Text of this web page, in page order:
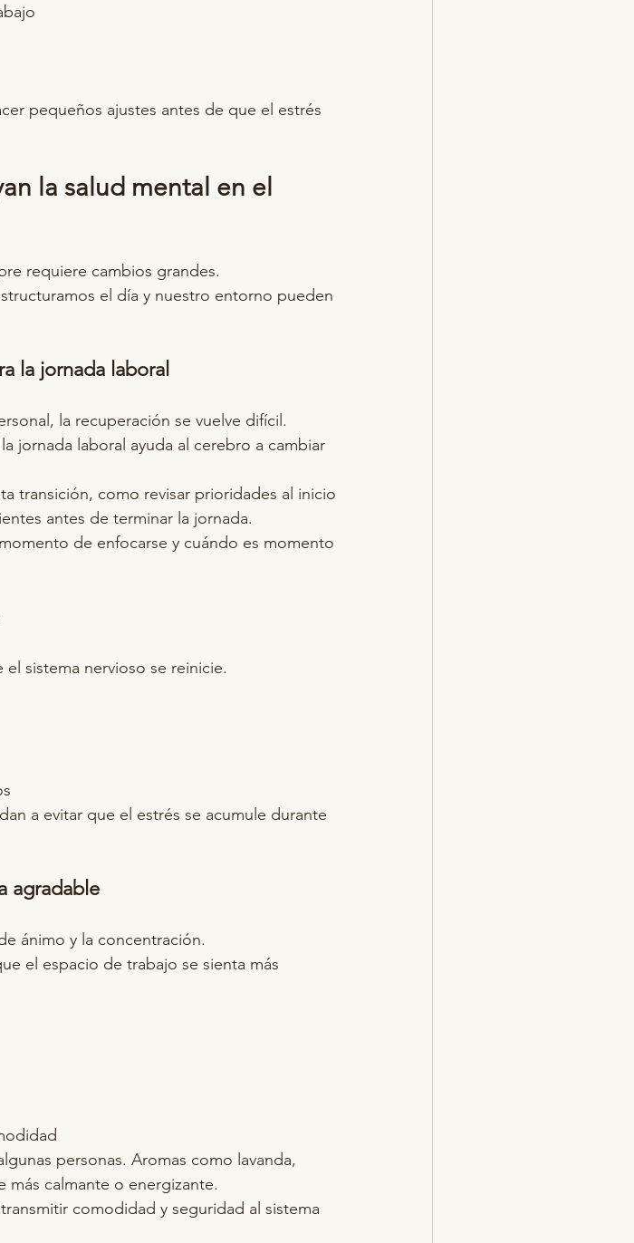
pequeños ajustes antes de que el estrés
la salud mental en el
requiere cambios grandes.
el día y nuestro entorno pueden
la jornada laboral
la recuperación se vuelve difícil.
jornada laboral ayuda al cerebro a cambiar
transición, como revisar prioridades al inicio
antes de terminar la jornada.
de enfocarse y cuándo es momento
sistema nervioso se reinicie.
a evitar que el estrés se acumule durante
agradable
ánimo y la concentración.
el espacio de trabajo se sienta más
personas. Aromas como lavanda,
calmante o energizante.
comodidad y seguridad al sistema